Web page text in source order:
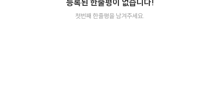
등록된 한줄평이 없습니다!
첫번째 한줄평을 남겨주세요.